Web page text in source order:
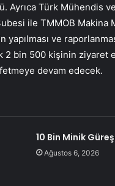
Türk Mühendis
ile TMMOB Makina
ve
2 bin 500 kişinin
devam edecek.
10 Bin Minik
Ağustos 6, 2026